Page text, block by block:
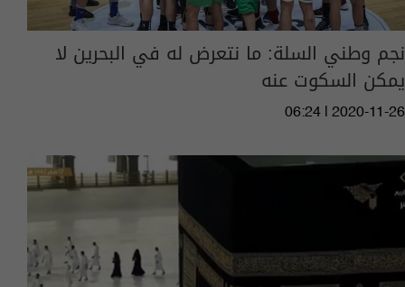
نجم وطني السلة: ما نتعرض له في البحرين لا
يمكن السكوت عنه
06:24 | 2020-11-26